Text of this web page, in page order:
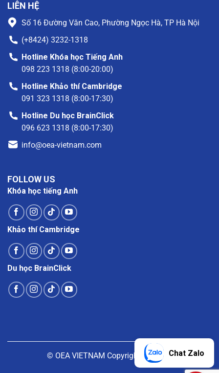
LIÊN HỆ
Số 16 Đường Văn Cao, Phường Ngọc Hà, TP Hà Nội
(+8424) 3232-1318
Hotline Khóa học Tiếng Anh
098 223 1318 (8:00-20:00)
Hotline Khảo thí Cambridge
091 323 1318 (8:00-17:30)
Hotline Du học BrainClick
096 623 1318 (8:00-17:30)
info@oea-vietnam.com
FOLLOW US
Khóa học tiếng Anh
Khảo thí Cambridge
Du học BrainClick
© OEA VIETNAM Copyright |Liên hệChat Zalo